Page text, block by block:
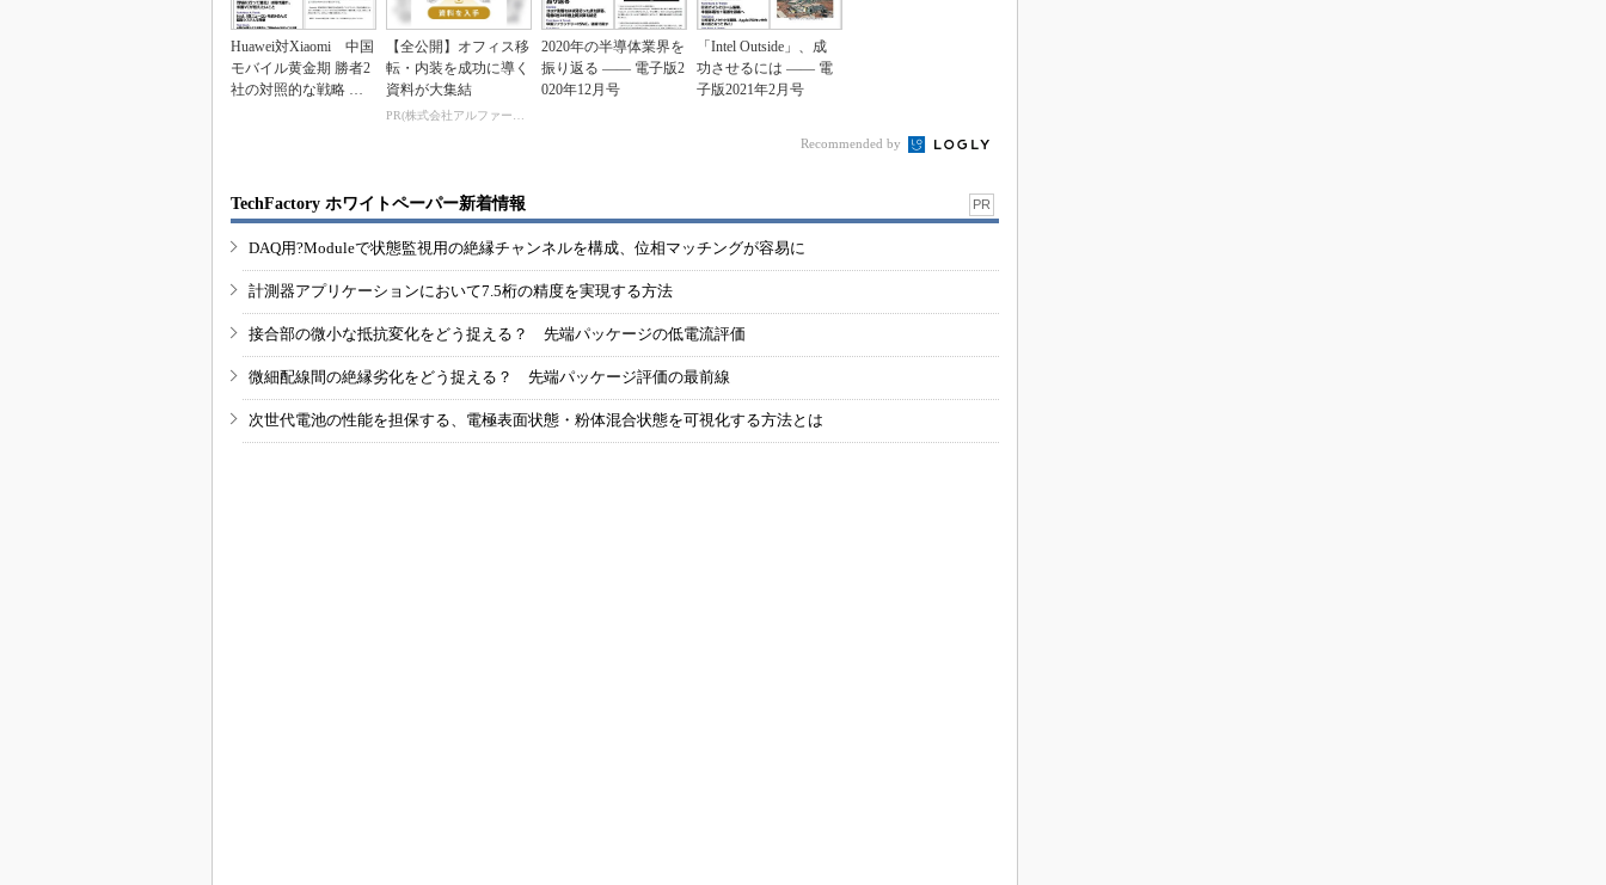
Huawei対Xiaomi 中国
モバイル黄金期 勝者2
社の対照的な戦略 ―
【全公開】オフィス移
転・内装を成功に導く
資料が大集結
PR(株式会社アルファーテクノ)
2020年の半導体業界を
振り返る ―― 電子版2
020年12月号
「Intel Outside」、成
功させるには ―― 電
子版2021年2月号
Recommended by
TechFactory ホワイトペーパー新着情報 PR
DAQ用?Moduleで状態監視用の絶縁チャンネルを構成、位相マッチングが容易に
計測器アプリケーションにおいて7.5桁の精度を実現する方法
接合部の微小な抵抗変化をどう捉える？ 先端パッケージの低電流評価
微細配線間の絶縁劣化をどう捉える？ 先端パッケージ評価の最前線
次世代電池の性能を担保する、電極表面状態・粉体混合状態を可視化する方法とは